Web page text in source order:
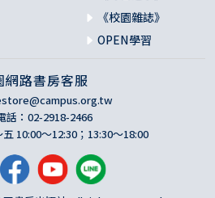
《校園雜誌》
OPEN學習
網路書房客服
話：02-2918-2466
10:00～12:30；13:30～18:00